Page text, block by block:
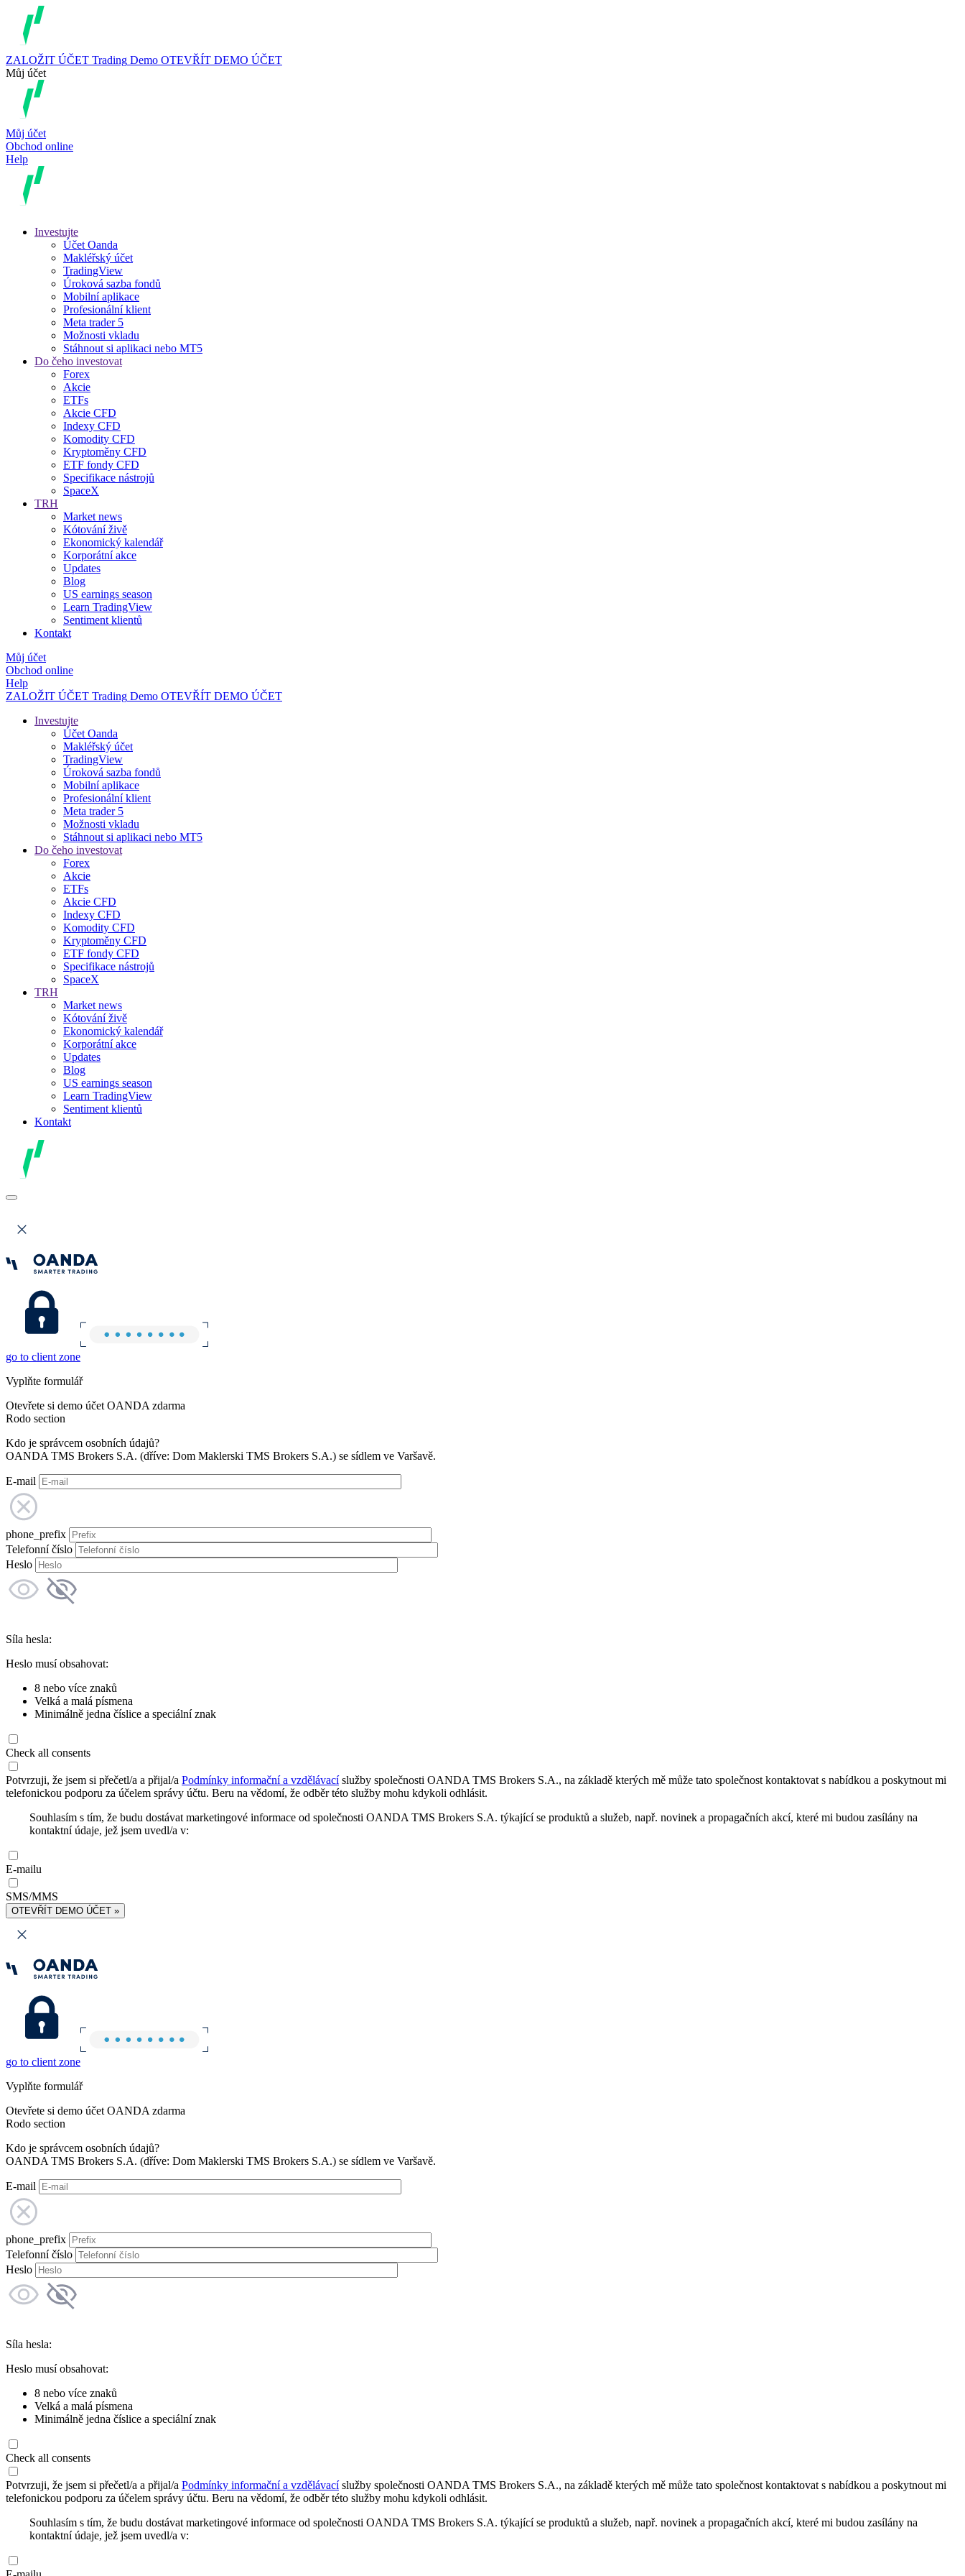
ZALOŽIT ÚČET Trading Demo OTEVŘÍT DEMO ÚČET
Můj účet
Můj účet
Obchod online
Help
Investujte
Účet Oanda
Makléřský účet
TradingView
Úroková sazba fondů
Mobilní aplikace
Profesionální klient
Meta trader 5
Možnosti vkladu
Stáhnout si aplikaci nebo MT5
Do čeho investovat
Forex
Akcie
ETFs
Akcie CFD
Indexy CFD
Komodity CFD
Kryptoměny CFD
ETF fondy CFD
Specifikace nástrojů
SpaceX
TRH
Market news
Kótování živě
Ekonomický kalendář
Korporátní akce
Updates
Blog
US earnings season
Learn TradingView
Sentiment klientů
Kontakt
Můj účet
Obchod online
Help
ZALOŽIT ÚČET Trading Demo OTEVŘÍT DEMO ÚČET
Investujte
Účet Oanda
Makléřský účet
TradingView
Úroková sazba fondů
Mobilní aplikace
Profesionální klient
Meta trader 5
Možnosti vkladu
Stáhnout si aplikaci nebo MT5
Do čeho investovat
Forex
Akcie
ETFs
Akcie CFD
Indexy CFD
Komodity CFD
Kryptoměny CFD
ETF fondy CFD
Specifikace nástrojů
SpaceX
TRH
Market news
Kótování živě
Ekonomický kalendář
Korporátní akce
Updates
Blog
US earnings season
Learn TradingView
Sentiment klientů
Kontakt
go to client zone
Vyplňte formulář
Otevřete si demo účet OANDA zdarma
Rodo section
Kdo je správcem osobních údajů?
OANDA TMS Brokers S.A. (dříve: Dom Maklerski TMS Brokers S.A.) se sídlem ve Varšavě.
E-mail
phone_prefix
Telefonní číslo
Heslo
Síla hesla:
Heslo musí obsahovat:
8 nebo více znaků
Velká a malá písmena
Minimálně jedna číslice a speciální znak
Check all consents
Potvrzuji, že jsem si přečetl/a a přijal/a Podmínky informační a vzdělávacíslužby společnosti OANDA TMS Brokers S.A., na základě kterých mě může tato společnost kontaktovat s nabídkou a poskytnout mi
telefonickou podporu za účelem správy účtu. Beru na vědomí, že odběr této služby mohu kdykoli odhlásit.
Souhlasím s tím, že budu dostávat marketingové informace od společnosti OANDA TMS Brokers S.A. týkající se produktů a služeb, např. novinek a propagačních akcí, které mi budou zasílány na
kontaktní údaje, jež jsem uvedl/a v:
E-mailu
SMS/MMS
OTEVŘÍT DEMO ÚČET »
go to client zone
Vyplňte formulář
Otevřete si demo účet OANDA zdarma
Rodo section
Kdo je správcem osobních údajů?
OANDA TMS Brokers S.A. (dříve: Dom Maklerski TMS Brokers S.A.) se sídlem ve Varšavě.
E-mail
phone_prefix
Telefonní číslo
Heslo
Síla hesla:
Heslo musí obsahovat:
8 nebo více znaků
Velká a malá písmena
Minimálně jedna číslice a speciální znak
Check all consents
Potvrzuji, že jsem si přečetl/a a přijal/a Podmínky informační a vzdělávacíslužby společnosti OANDA TMS Brokers S.A., na základě kterých mě může tato společnost kontaktovat s nabídkou a poskytnout mi
telefonickou podporu za účelem správy účtu. Beru na vědomí, že odběr této služby mohu kdykoli odhlásit.
Souhlasím s tím, že budu dostávat marketingové informace od společnosti OANDA TMS Brokers S.A. týkající se produktů a služeb, např. novinek a propagačních akcí, které mi budou zasílány na
kontaktní údaje, jež jsem uvedl/a v: